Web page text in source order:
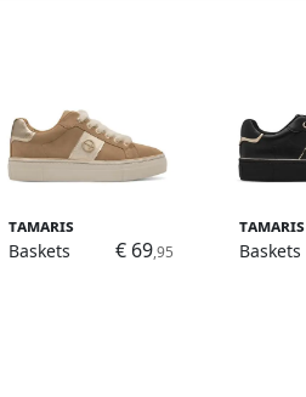
Tamaris
Baskets
€ 69,95
Tamaris
Baskets